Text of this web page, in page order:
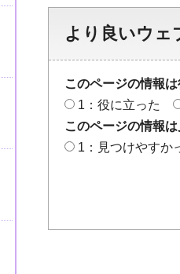
より良いウェ
このページの情報
1：役に立った
このページの情報
1：見つけやすか